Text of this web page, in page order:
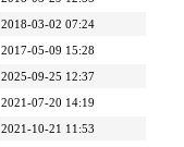
2018-03-02 07:24
2017-05-09 15:28
2025-09-25 12:37
2021-07-20 14:19
2021-10-21 11:53